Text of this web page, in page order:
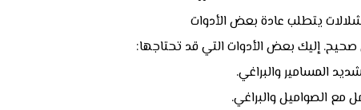
يتطلب عادة بعض الأدوات
إليك بعض الأدوات التي قد تحتاجها:
المسامير والبراغي.
مع الصواميل والبراغي.